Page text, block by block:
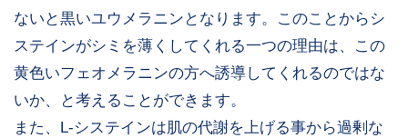
ないと黒いユウメラニンとなります。このことからシ
ステインがシミを薄くしてくれる一つの理由は、この
黄色いフェオメラニンの方へ誘導してくれるのではな
いか、と考えることができます。
また、L-システインは肌の代謝を上げる事から過剰な